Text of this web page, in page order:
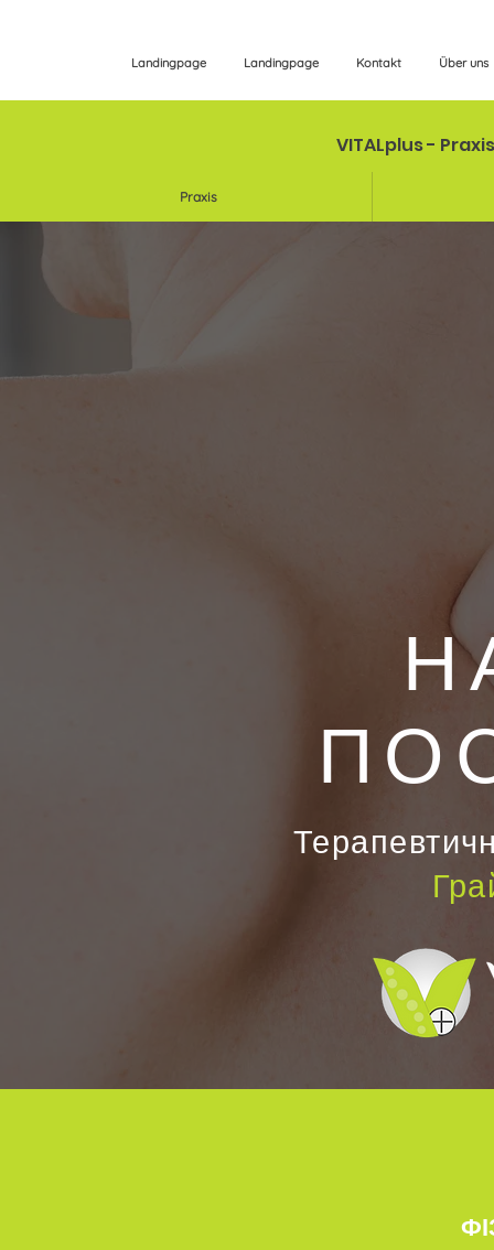
Landingpage Landingpage Kontakt Über uns
VITALplus -
Praxis